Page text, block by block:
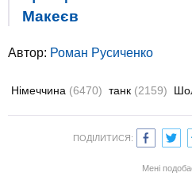
Макеєв
Автор: Роман Русиченко
Німеччина (6470) танк (2159)
ПОДІЛИТИСЯ:
Мені